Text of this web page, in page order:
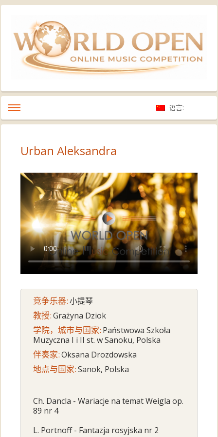
语言:
Urban Aleksandra
竞争乐器:小提琴
教授:Grażyna Dziok
学院，城市与国家: Państwowa Szkoła
Muzyczna I i II st. w Sanoku, Polska
伴奏家:Oksana Drozdowska
地点与国家:Sanok, Polska
Ch. Dancla - Wariacje na temat Weigla op.
89 nr 4
L. Portnoff - Fantazja rosyjska nr 2